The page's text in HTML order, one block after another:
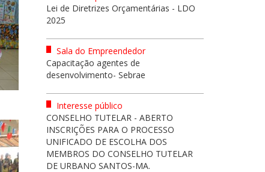
Lei de Diretrizes Orçamentárias - LDO
2025
Sala do Empreendedor
Capacitação agentes de
desenvolvimento- Sebrae
Interesse público
CONSELHO TUTELAR - ABERTO
INSCRIÇÕES PARA O PROCESSO
UNIFICADO DE ESCOLHA DOS
MEMBROS DO CONSELHO TUTELAR
DE URBANO SANTOS-MA.